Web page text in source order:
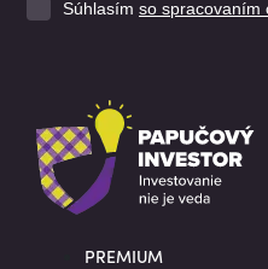
Súhlasím so spracovaním
PREMIUM